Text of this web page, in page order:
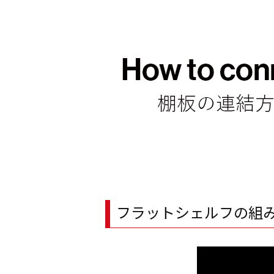
フラットシェルフの組